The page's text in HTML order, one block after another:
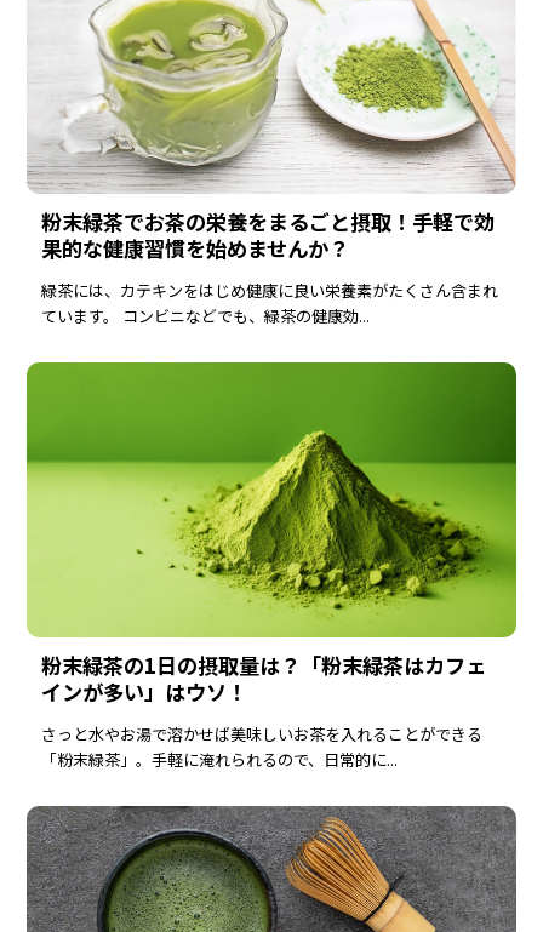
粉末緑茶でお茶の栄養をまるごと摂取！手軽で効
果的な健康習慣を始めませんか？
緑茶には、カテキンをはじめ健康に良い栄養素がたくさん含まれ
ています。 コンビニなどでも、緑茶の健康効...
粉末緑茶の1日の摂取量は？「粉末緑茶はカフェ
インが多い」はウソ！
さっと水やお湯で溶かせば美味しいお茶を入れることができる
「粉末緑茶」。手軽に淹れられるので、日常的に...